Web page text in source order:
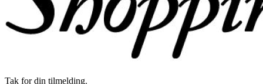
Tak for din tilmelding.